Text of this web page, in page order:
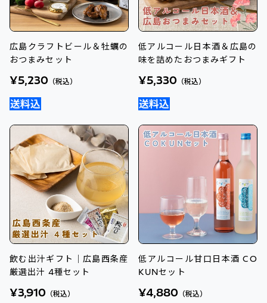
広島クラフトビール＆牡蠣の
おつまみセット
¥5,230 （税込）
低アルコール日本酒＆広島の
味を詰めたおつまみギフト
¥5,330 （税込）
飲む出汁ギフト｜広島西条産
厳選出汁 4種セット
¥3,910 （税込）
低アルコール甘口日本酒 CO
KUNセット
¥4,880 （税込）